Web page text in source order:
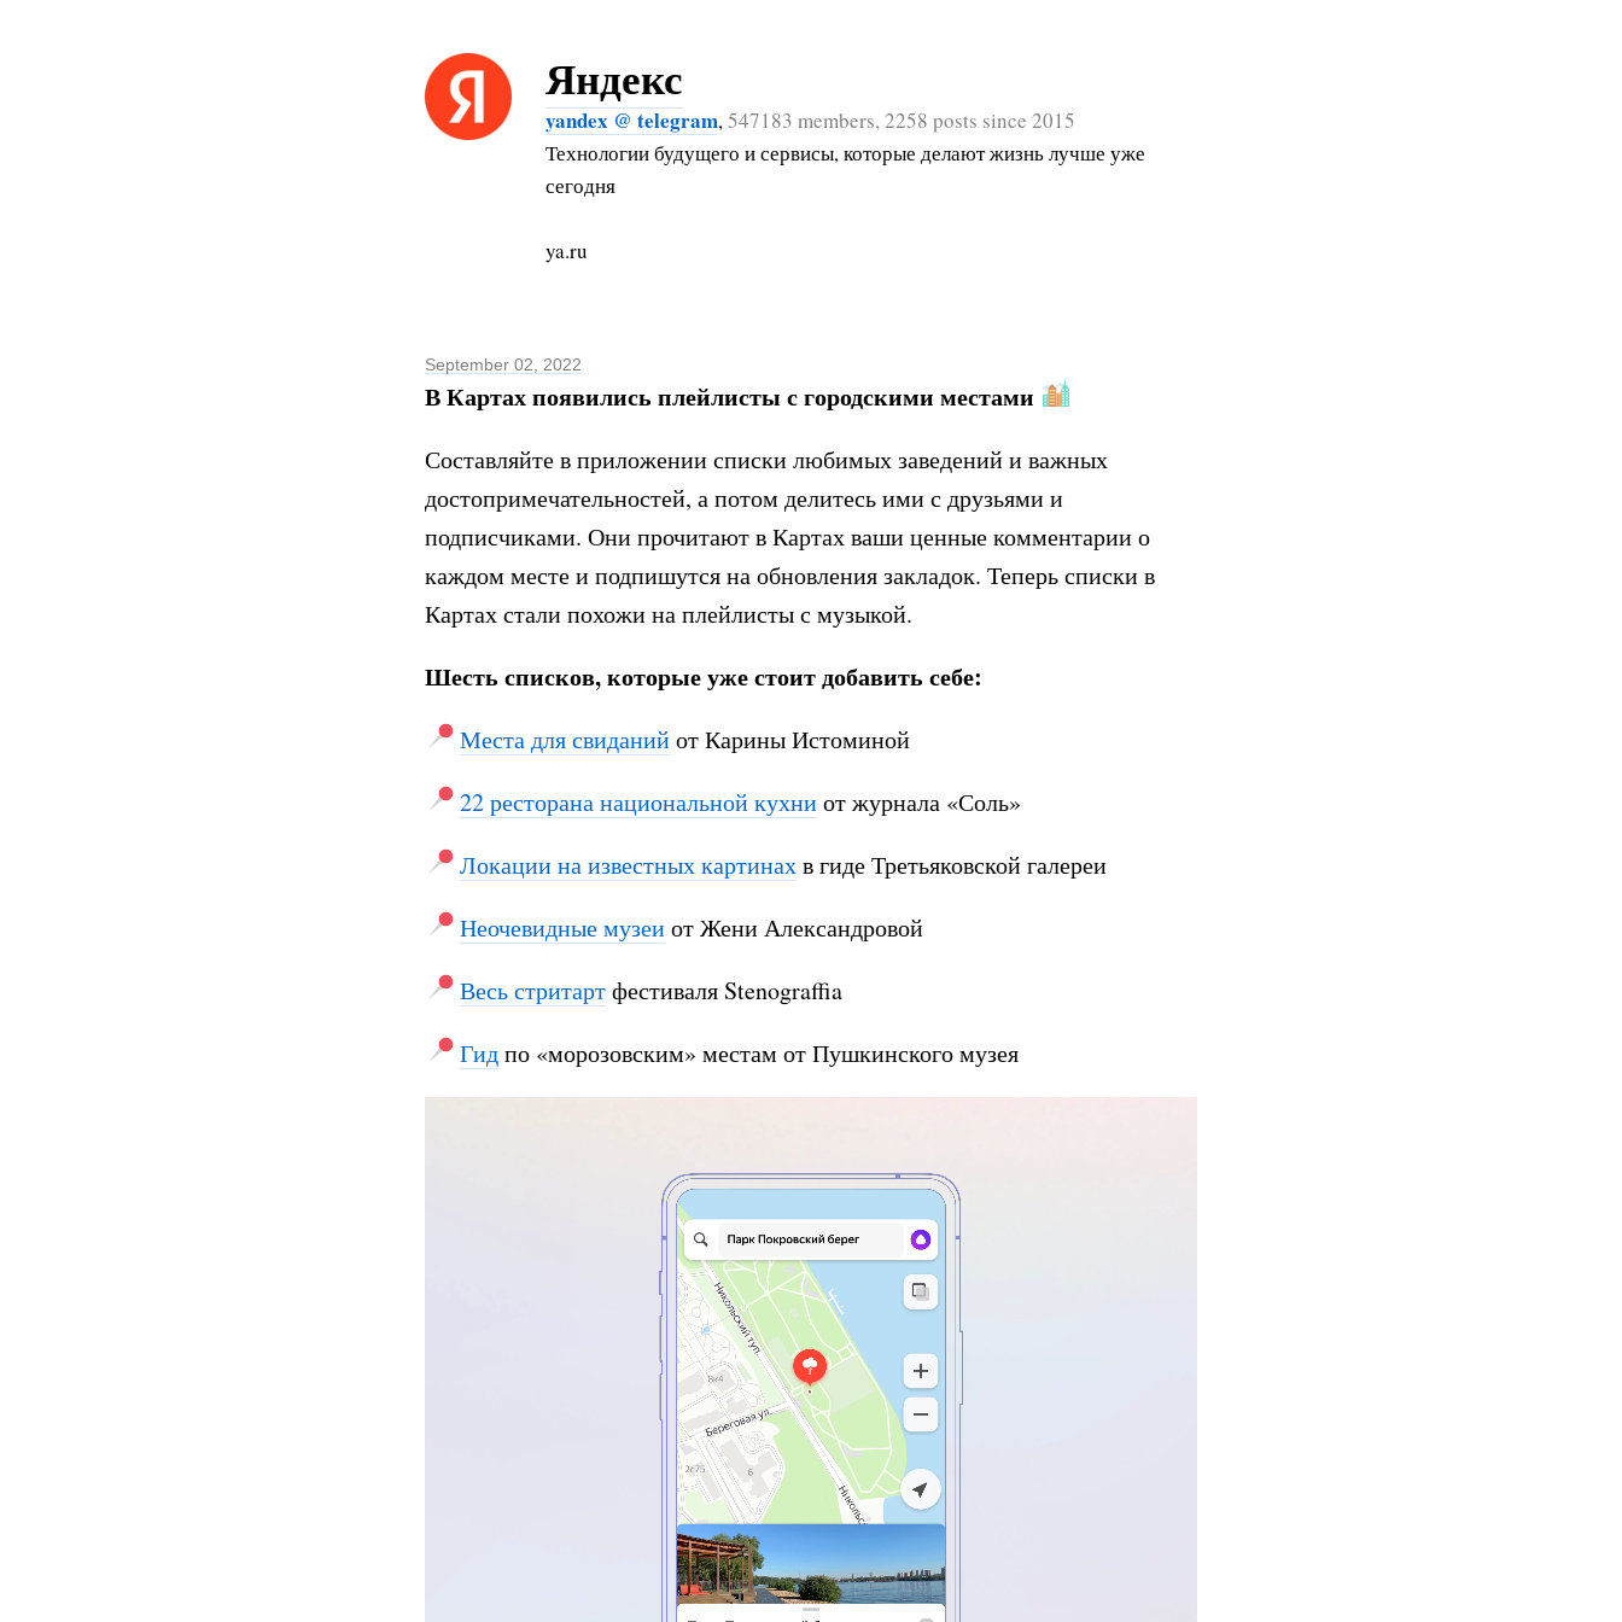
Яндекс
yandex @ telegram,547183 members, 2258 posts since 2015
Технологии будущего и сервисы, которые делают жизнь лучше уже
сегодня
ya.ru
September 02, 2022
В Картах появились плейлисты с городскими местами
Составляйте в приложении списки любимых заведений и важных
достопримечательностей, а потом делитесь ими с друзьями и
подписчиками. Они прочитают в Картах ваши ценные комментарии о
каждом месте и подпишутся на обновления закладок. Теперь списки в
Картах стали похожи на плейлисты с музыкой.
Шесть списков, которые уже стоит добавить себе:
Места для свиданийот Карины Истоминой
22 ресторана национальной кухниот журнала «Соль»
Локации на известных картинахв гиде Третьяковской галереи
Неочевидные музеиот Жени Александровой
Весь стритартфестиваля Stenograffia
Гидпо «морозовским» местам от Пушкинского музея